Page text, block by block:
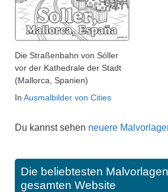
Die Straßenbahn von Sóller
vor der Kathedrale der Stadt
(Mallorca, Spanien)
In Ausmalbilder von Cities
Du kannst sehen neuere
Die beliebtesten
gesamten Website